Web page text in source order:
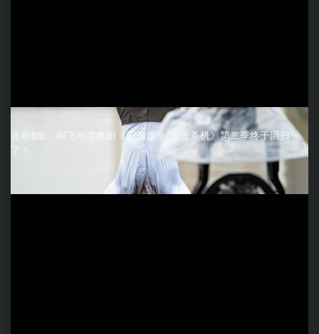
连刷8集，网飞年度爽剧《正念谋杀/正念杀机》第二季终于回归
了！